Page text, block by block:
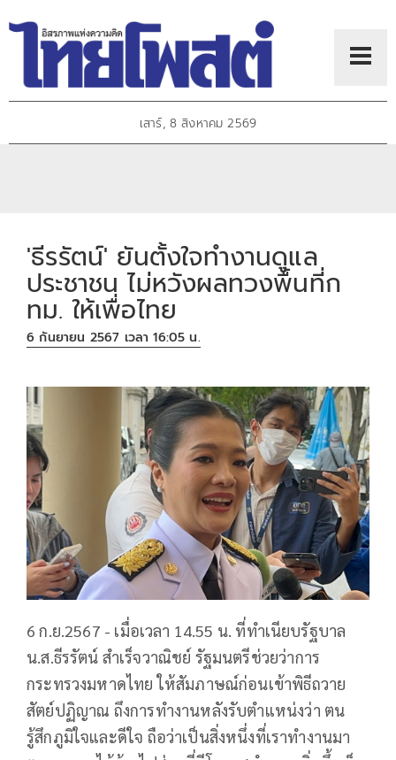
เสาร์, 8 สิงหาคม 2569
'ธีรรัตน์' ยันตั้งใจทำงานดูแล
ประชาชน ไม่หวังผลทวงพื้นที่ก
ทม. ให้เพื่อไทย
6 กันยายน 2567 เวลา 16:05 น.
6 ก.ย.2567 - เมื่อเวลา 14.55 น. ที่ทำเนียบรัฐบาล
น.ส.ธีรรัตน์ สำเร็จวาณิชย์ รัฐมนตรีช่วยว่าการ
กระทรวงมหาดไทย ให้สัมภาษณ์ก่อนเข้าพิธีถวาย
สัตย์ปฏิญาณ ถึงการทํางานหลังรับตําแหน่งว่า ตน
รู้สึกภูมิใจและดีใจ ถือว่าเป็นสิ่งหนึ่งที่เราทำงานมา